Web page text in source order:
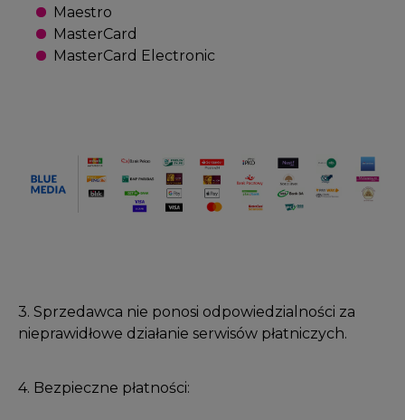
Maestro
MasterCard
MasterCard Electronic
3. Sprzedawca nie ponosi odpowiedzialności za
nieprawidłowe działanie serwisów płatniczych.
4. Bezpieczne płatności: